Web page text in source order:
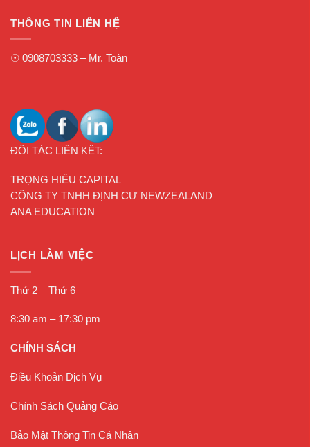
THÔNG TIN LIÊN HỆ
☉ 0908703333 – Mr. Toàn
ĐỐI TÁC LIÊN KẾT:
TRỌNG HIẾU CAPITAL
CÔNG TY TNHH ĐỊNH CƯ NEWZEALAND
ANA EDUCATION
LỊCH LÀM VIỆC
Thứ 2 – Thứ 6
8:30 am – 17:30 pm
CHÍNH SÁCH
Điều Khoản Dịch Vụ
Chính Sách Quảng Cáo
Bảo Mật Thông Tin Cá Nhân